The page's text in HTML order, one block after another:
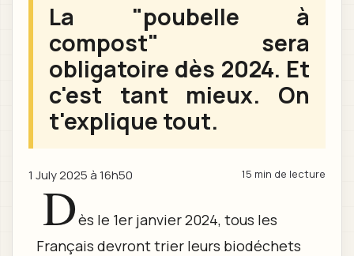
La "poubelle à
compost" sera
obligatoire dès 2024. Et
c'est tant mieux. On
t'explique tout.
1 July 2025 à 16h50 15 min de lecture
Dès le 1er janvier 2024, tous les
Français devront trier leurs biodéchets